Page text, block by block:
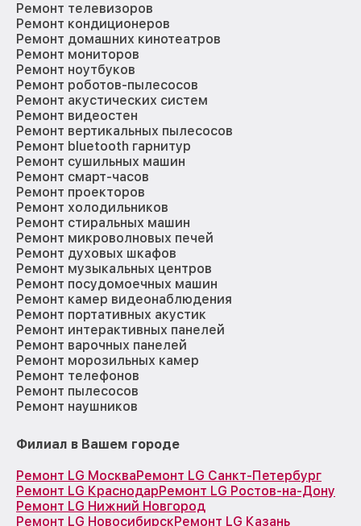
Ремонт телевизоров
Ремонт кондиционеров
Ремонт домашних кинотеатров
Ремонт мониторов
Ремонт ноутбуков
Ремонт роботов-пылесосов
Ремонт акустических систем
Ремонт видеостен
Ремонт вертикальных пылесосов
Ремонт bluetooth гарнитур
Ремонт сушильных машин
Ремонт смарт-часов
Ремонт проекторов
Ремонт холодильников
Ремонт стиральных машин
Ремонт микроволновых печей
Ремонт духовых шкафов
Ремонт музыкальных центров
Ремонт посудомоечных машин
Ремонт камер видеонаблюдения
Ремонт портативных акустик
Ремонт интерактивных панелей
Ремонт варочных панелей
Ремонт морозильных камер
Ремонт телефонов
Ремонт пылесосов
Ремонт наушников
Филиал в Вашем городе
Ремонт LG МоскваРемонт LG Санкт-Петербург
Ремонт LG КраснодарРемонт LG Ростов-на-Дону
Ремонт LG Нижний Новгород
Ремонт LG НовосибирскРемонт LG Казань